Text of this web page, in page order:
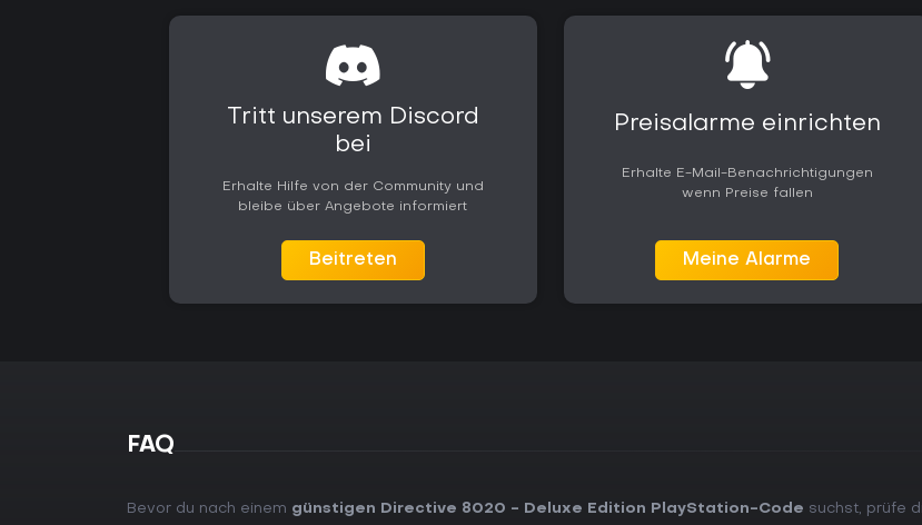
Tritt unserem Discord
bei
Erhalte Hilfe von der Community und
bleibe über Angebote informiert
Beitreten
Preisalarme einrichten
Erhalte E-Mail-Benachrichtigungen
wenn Preise fallen
Meine Alarme
FAQ
Bevor du nach einem günstigen Directive 8020 - Deluxe Edition PlayStation-Code suchst, prüfe